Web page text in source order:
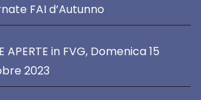
FAI d’Autunno
APERTE in FVG, Domenica 15
2023